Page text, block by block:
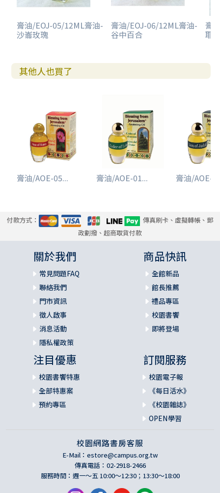
膏油/EOJ-05/12ML膏油-
沙崙玫瑰
膏油/EOJ-06/12ML膏油-
谷中百合
膏
耶
其他人也買了
膏油/AOE-05... 膏油/AOE-01... 膏油/AOE-
付款方式：
傳真刷卡、虛擬轉帳、郵
政劃撥、超商取貨付款
關於我們
常見問題FAQ
聯絡我們
門市資訊
徵人啟事
消息活動
隱私權政策
商品快訊
全館新品
館長推薦
禮品專區
校園書饗
即將登場
注目優惠
校園書饗特惠
全部特惠案
預約專區
訂閱服務
校園電子報
《每日活水》
《校園雜誌》
OPEN學習
校園網路書房客服
E-Mail： estore@campus.org.tw
傳真電話：02-2918-2466
服務時間：週一～五 10:00～12:30；13:30～18:00